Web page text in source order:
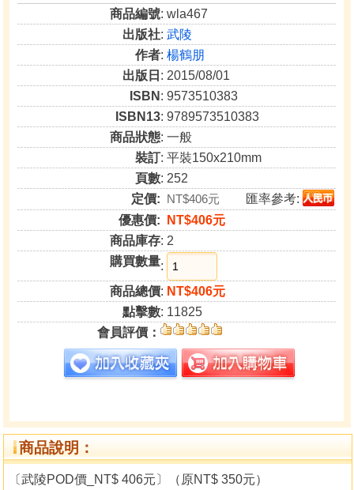
商品編號: wla467
出版社:武陵
作者:楊鶴朋
出版日 : 2015/08/01
ISBN : 9573510383
ISBN13: 9789573510383
商品狀態: 一般
裝訂: 平裝150x210mm
頁數: 252
定價: NT$406元
匯率參考:
優惠價:
NT$406元
商品庫存: 2
購買數量:
商品總價: NT$406元
點擊數: 11825
會員評價：
商品說明：
〔武陵POD價_NT$ 406元〕（原NT$ 350元）